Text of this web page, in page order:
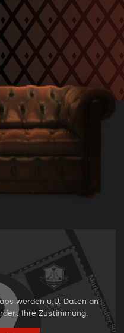
werden u.U. Daten an
Ihre Zustimmung.